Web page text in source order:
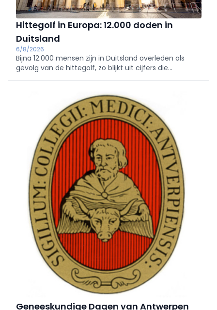
Hittegolf in Europa: 12.000 doden in
Duitsland
6/8/2026
Bijna 12.000 mensen zijn in Duitsland overleden als
gevolg van de hittegolf, zo blijkt uit cijfers die
Geneeskundige Dagen van Antwerpen